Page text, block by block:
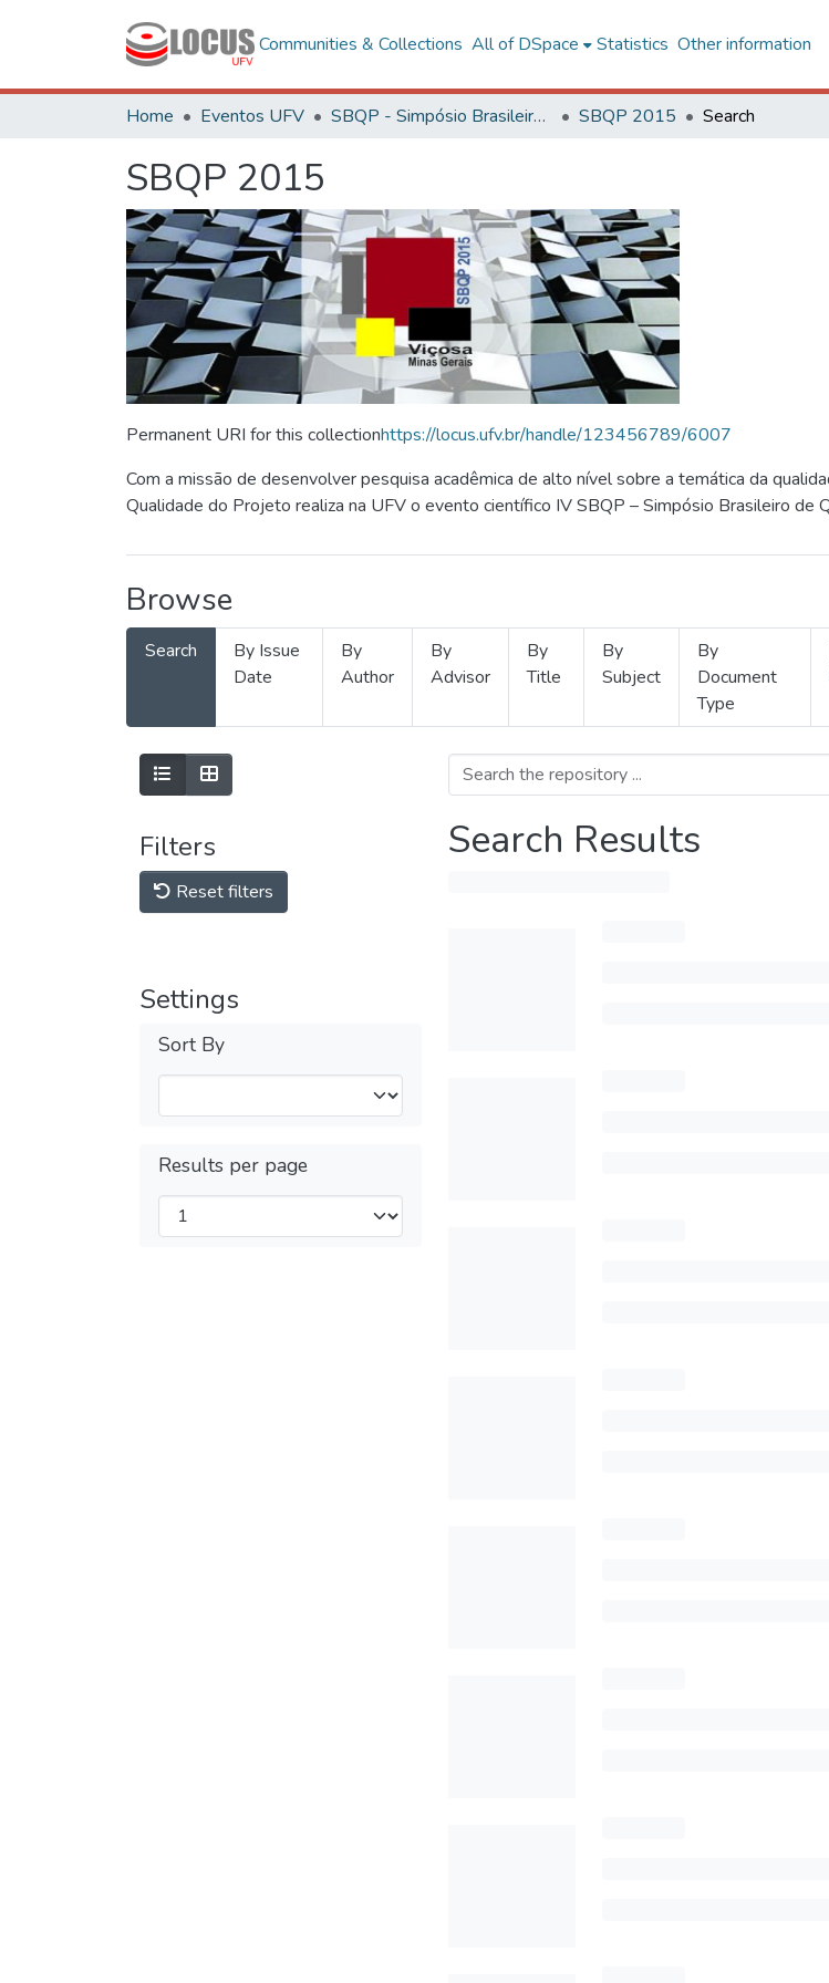
Communities & Collections All of DSpace Statistics Other information
Home Eventos UFV SBQP - Simpósio Brasileiro de Qualidade do Projeto no Ambiente Construído SBQP 2015 Search
SBQP 2015
Permanent URI for this collectionhttps://locus.ufv.br/handle/123456789/6007
Com a missão de desenvolver pesquisa acadêmica de alto nível sobre a temática da
Qualidade do Projeto realiza na UFV o evento científico IV SBQP – Simpósio Brasileiro de
Browse
Search
By Issue
Date
By
Author
By
Advisor
By
Title
By
Subject
By
Document
Type
Filters
Reset filters
Settings
Sort By
Results per page
Search Results